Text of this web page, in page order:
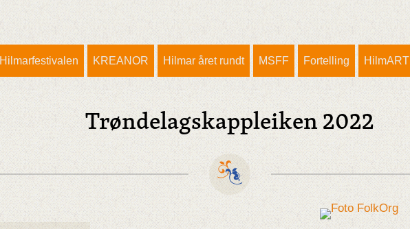
Hilmarfestivalen KREANOR Hilmar året rundt MSFF Fortelling HilmART
Trøndelagskappleiken 2022